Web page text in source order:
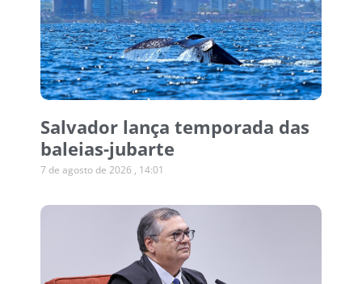
Salvador lança temporada das
baleias-jubarte
7 de agosto de 2026 14:01